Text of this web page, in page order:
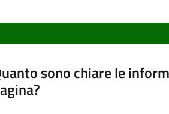
sono chiare le